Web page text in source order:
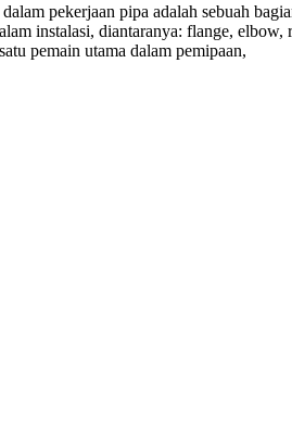
pekerjaan pipa adalah sebuah
instalasi, diantaranya: flange, elbow,
pemain utama dalam pemipaan,